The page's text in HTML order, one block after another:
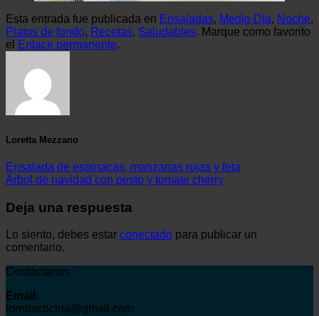
Esta entrada fue publicada en Ensaladas, Medio Día, Noche,
Platos de fondo, Recetas, Saludables. Marque como favorito
el
Enlace permanente.
Loretta Mezzano
Ensalada de espinacas, manzanas rojas y feta
Árbol de navidad con pesto y tomate cherry
Deja una respuesta
Lo siento, debes estar conectado para publicar un
comentario.
Contáctanos
Email:
lorettacocina@gmail.com